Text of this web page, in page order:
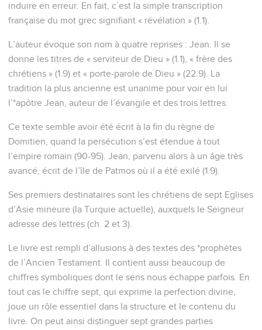
induire en erreur. En fait, c’est la simple transcription
française du mot grec signifiant « révélation » (1.1).
L’auteur évoque son nom à quatre reprises : Jean. Il se
donne les titres de « serviteur de Dieu » (1.1), « frère des
chrétiens » (1.9) et « porte-parole de Dieu » (22.9). La
tradition la plus ancienne est unanime pour voir en lui
l’*apôtre Jean, auteur de l’évangile et des trois lettres.
Ce texte semble avoir été écrit à la fin du règne de
Domitien, quand la persécution s’est étendue à tout
l’empire romain (90-95). Jean, parvenu alors à un âge très
avancé, écrit de l’île de Patmos où il a été exilé (1.9).
Ses premiers destinataires sont les chrétiens de sept Eglises
d’Asie mineure (la Turquie actuelle), auxquels le Seigneur
adresse des lettres (ch. 2 et 3).
Le livre est rempli d’allusions à des textes des *prophètes
de l’Ancien Testament. Il contient aussi beaucoup de
chiffres symboliques dont le sens nous échappe parfois. En
tout cas le chiffre sept, qui exprime la perfection divine,
joue un rôle essentiel dans la structure et le contenu du
livre. On peut ainsi distinguer sept grandes parties